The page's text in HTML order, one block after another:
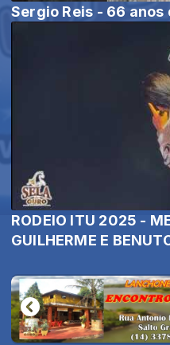
Sergio Reis - 66
RODEIO ITU 2025 -
GUILHERME E